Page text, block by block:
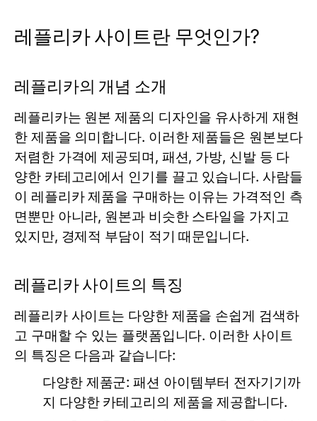
레플리카 사이트란 무엇인가?
레플리카의 개념 소개
레플리카는 원본 제품의 디자인을 유사하게 재현
한 제품을 의미합니다. 이러한 제품들은 원본보다
저렴한 가격에 제공되며, 패션, 가방, 신발 등 다
양한 카테고리에서 인기를 끌고 있습니다. 사람들
이 레플리카 제품을 구매하는 이유는 가격적인 측
면뿐만 아니라, 원본과 비슷한 스타일을 가지고
있지만, 경제적 부담이 적기 때문입니다.
레플리카 사이트의 특징
레플리카 사이트는 다양한 제품을 손쉽게 검색하
고 구매할 수 있는 플랫폼입니다. 이러한 사이트
의 특징은 다음과 같습니다:
다양한 제품군: 패션 아이템부터 전자기기까
지 다양한 카테고리의 제품을 제공합니다.